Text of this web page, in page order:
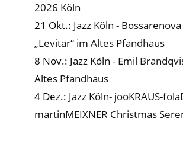
2026 Köln
21 Okt.: Jazz Köln -
„Levitar“ im Altes Pfandhaus
8 Nov.: Jazz Köln - Emil
Altes Pfandhaus
4 Dez.: Jazz Köln- jooKRAUS-
martinMEIXNER Christmas